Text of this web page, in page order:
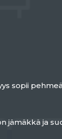
sopii
jämäkkä ja